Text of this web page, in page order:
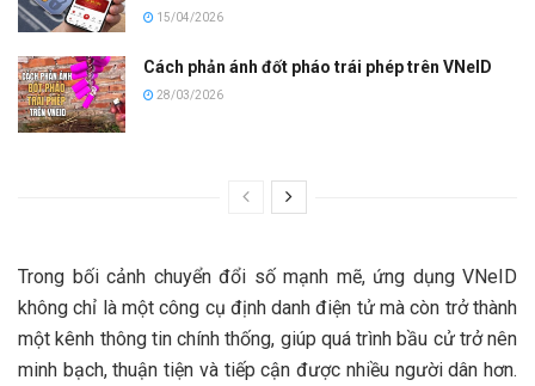
15/04/2026
Cách phản ánh đốt pháo trái phép trên VNeID
28/03/2026
Trong bối cảnh chuyển đổi số mạnh mẽ, ứng dụng VNeID
không chỉ là một công cụ định danh điện tử mà còn trở thành
một kênh thông tin chính thống, giúp quá trình bầu cử trở nên
minh bạch, thuận tiện và tiếp cận được nhiều người dân hơn.